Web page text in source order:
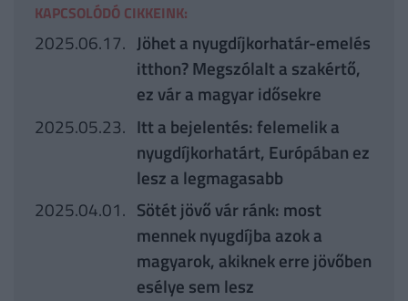
KAPCSOLÓDÓ CIKKEINK:
2025.06.17. Jöhet a nyugdíjkorhatár-emelés
itthon? Megszólalt a szakértő,
ez vár a magyar idősekre
2025.05.23. Itt a bejelentés: felemelik a
nyugdíjkorhatárt, Európában ez
lesz a legmagasabb
2025.04.01. Sötét jövő vár ránk: most
mennek nyugdíjba azok a
magyarok, akiknek erre jövőben
esélye sem lesz